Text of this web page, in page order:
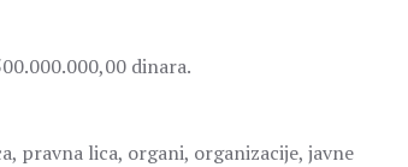
dinara.
pravna lica, organi, organizacije, javne